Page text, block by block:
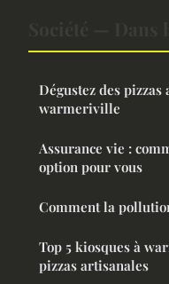
Dégustez des
warmeriville
Assurance vie :
option pour vous
Comment la
Top 5 kiosques à
pizzas artisanales